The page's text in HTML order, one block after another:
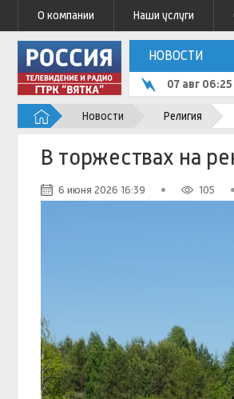
О компании Наши услуги
НОВОСТИ
07 авг 06:25
Новости Религия
В торжествах на
6 июня 2026 16:39 105